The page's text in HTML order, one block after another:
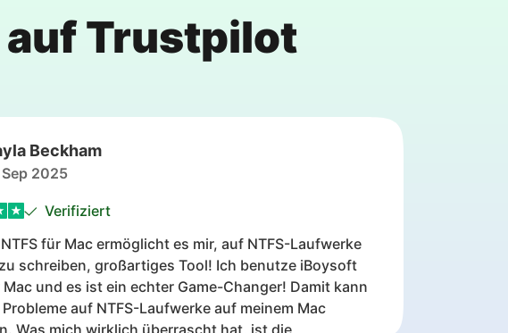
Trustpilot
Beckham
2025
Verifiziert
für Mac ermöglicht es mir, auf NTFS-Laufwerke
schreiben, großartiges Tool! Ich benutze iBoysoft
Mac und es ist ein echter Game-Changer! Damit kann
auf NTFS-Laufwerke auf meinem Mac
Was mich wirklich überrascht hat, ist die